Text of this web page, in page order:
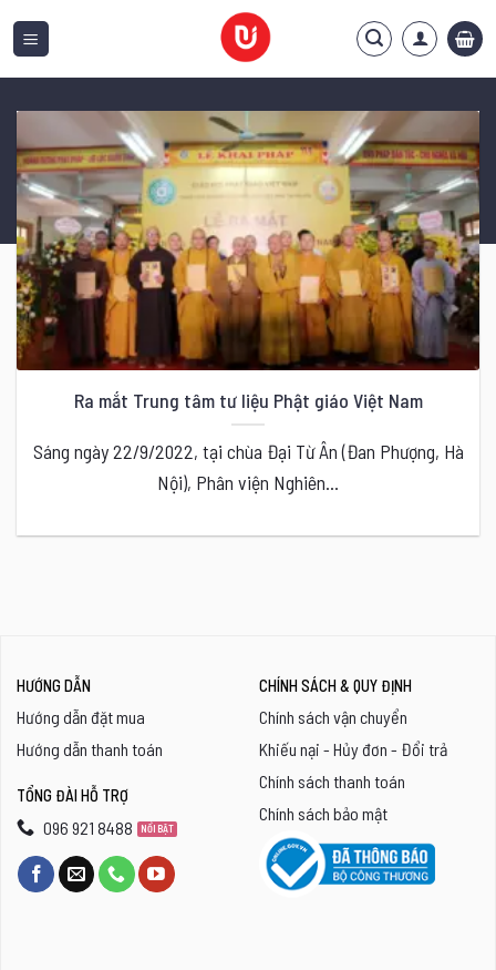
qua
Ra mắt Trung tâm tư liệu Phật giáo Việt Nam
Sáng ngày 22/9/2022, tại chùa Đại Từ Ân (Đan Phượng, Hà
Nội), Phân viện Nghiên...
HƯỚNG DẪN
Hướng dẫn đặt mua
Hướng dẫn thanh toán
TỔNG ĐÀI HỖ TRỢ
096 921 8488
CHÍNH SÁCH & QUY ĐỊNH
Chính sách vận chuyển
Khiếu nại - Hủy đơn - Đổi trả
Chính sách thanh toán
Chính sách bảo mật